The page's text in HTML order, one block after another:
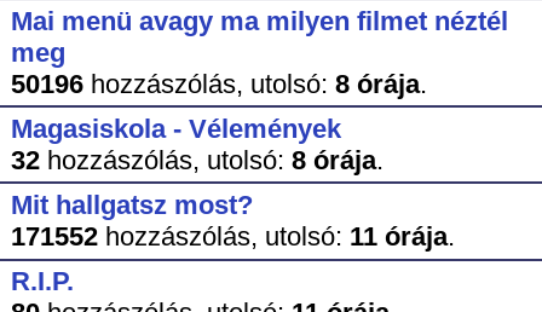
Mai menü avagy ma milyen filmet néztél
meg
50196hozzászólás, utolsó: 8 órája.
Magasiskola - Vélemények
32hozzászólás, utolsó: 8 órája.
Mit hallgatsz most?
171552hozzászólás, utolsó: 11 órája.
R.I.P.